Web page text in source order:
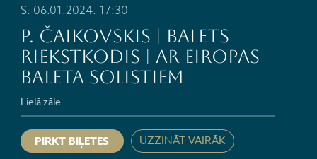
S. 06.01.2024. 17:30
P. Čaikovskis | balets
RIEKSTKODIS | ar Eiropas
baleta solistiem
Lielā zāle
PIRKT BIĻETES UZZINĀT VAIRĀK